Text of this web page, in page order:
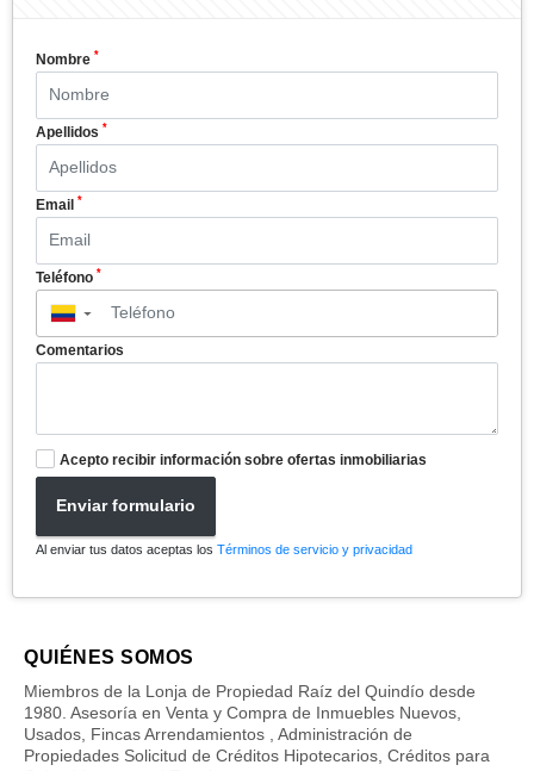
Nombre *
Apellidos *
Email *
Teléfono *
▼
Comentarios
Acepto recibir información sobre ofertas inmobiliarias
Enviar formulario
Al enviar tus datos aceptas los Términos de servicio y privacidad
QUIÉNES SOMOS
Miembros de la Lonja de Propiedad Raíz del Quindío desde
1980. Asesoría en Venta y Compra de Inmuebles Nuevos,
Usados, Fincas Arrendamientos , Administración de
Propiedades Solicitud de Créditos Hipotecarios, Créditos para